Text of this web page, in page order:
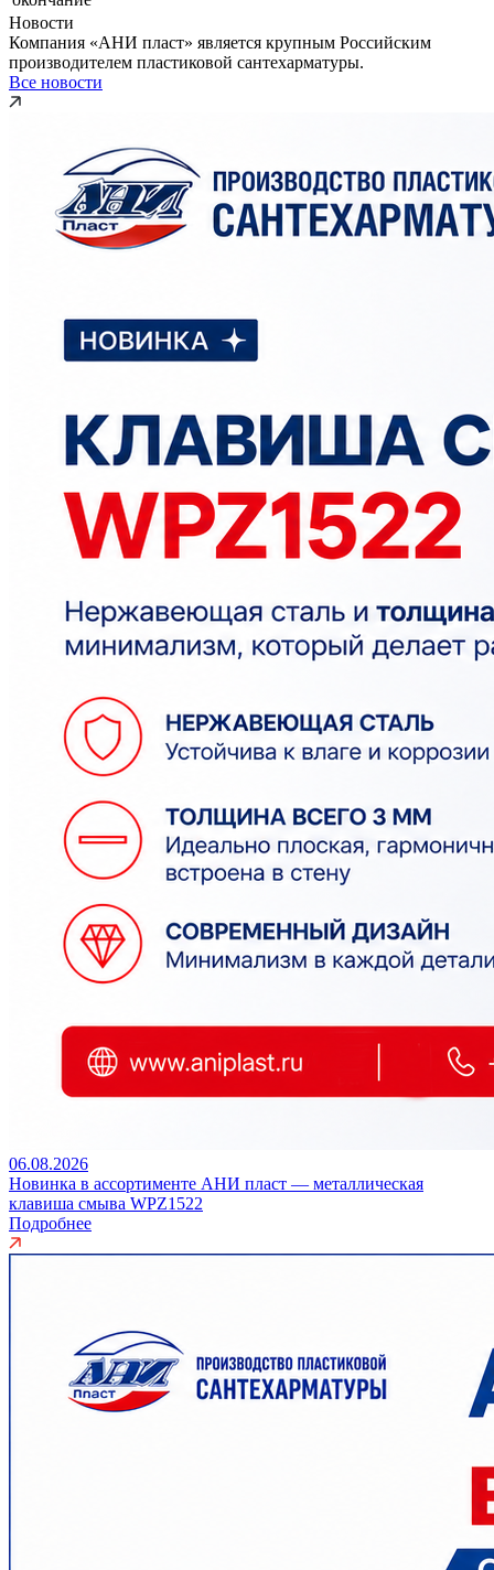
Новости
Компания «АНИ пласт» является крупным Российским
производителем пластиковой сантехарматуры.
Все новости
06.08.2026
Новинка в ассортименте АНИ пласт — металлическая
клавиша смыва WPZ1522
Подробнее